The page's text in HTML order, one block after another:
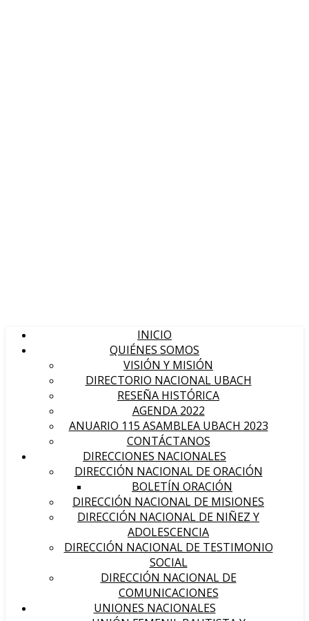
INICIO
QUIÉNES SOMOS
VISIÓN Y MISIÓN
DIRECTORIO NACIONAL UBACH
RESEÑA HISTÓRICA
AGENDA 2022
ANUARIO 115 ASAMBLEA UBACH 2023
CONTÁCTANOS
DIRECCIONES NACIONALES
DIRECCIÓN NACIONAL DE ORACIÓN
BOLETÍN ORACIÓN
DIRECCIÓN NACIONAL DE MISIONES
DIRECCIÓN NACIONAL DE NIÑEZ Y
ADOLESCENCIA
DIRECCIÓN NACIONAL DE TESTIMONIO
SOCIAL
DIRECCIÓN NACIONAL DE
COMUNICACIONES
UNIONES NACIONALES